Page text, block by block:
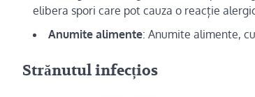
elibera spori care pot cauza o reacție
Anumite alimente: Anumite alimente,
Strănutul infecțios